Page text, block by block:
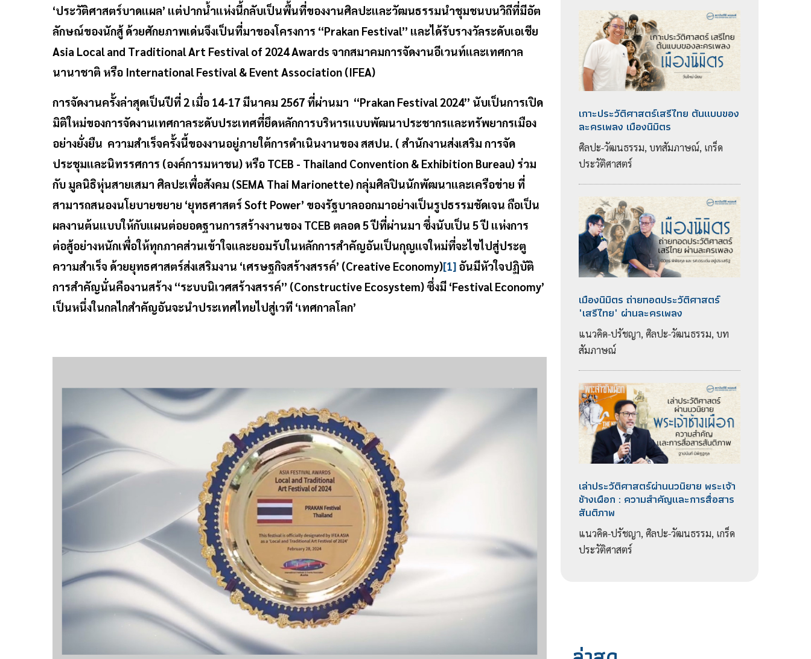
‘ประวัติศาสตร์บาดแผล’ แต่ปากน้ำแห่งนี้กลับเป็นพื้นที่ของงานศิลปะและวัฒนธรรมนำชุมชนบนวิถีที่มีอัต
ลักษณ์ของนักสู้ ด้วยศักยภาพเด่นจึงเป็นที่มาของโครงการ “Prakan Festival” และได้รับรางวัลระดับเอเชีย
Asia Local and Traditional Art Festival of 2024 Awards จากสมาคมการจัดงานอีเวนท์และเทศกาล
นานาชาติ หรือ International Festival & Event Association (IFEA)
การจัดงานครั้งล่าสุดเป็นปีที่ 2 เมื่อ 14-17 มีนาคม 2567 ที่ผ่านมา “Prakan Festival 2024” นับเป็นการเปิด
มิติใหม่ของการจัดงานเทศกาลระดับประเทศที่ยึดหลักการบริหารแบบพัฒนาประชากรและทรัพยากรเมือง
อย่างยั่งยืน ความสำเร็จครั้งนี้ของงานอยู่ภายใต้การดำเนินงานของ สสปน. ( สำนักงานส่งเสริม การจัด
ประชุมและนิทรรศการ (องค์การมหาชน) หรือ TCEB - Thailand Convention & Exhibition Bureau) ร่วม
กับ มูลนิธิหุ่นสายเสมา ศิลปะเพื่อสังคม (SEMA Thai Marionette) กลุ่มศิลปินนักพัฒนาและเครือข่าย ที่
สามารถสนองนโยบายขยาย ‘ยุทธศาสตร์ Soft Power’ ของรัฐบาลออกมาอย่างเป็นรูปธรรมชัดเจน ถือเป็น
ผลงานต้นแบบให้กับแผนต่อยอดฐานการสร้างงานของ TCEB ตลอด 5 ปีที่ผ่านมา ซึ่งนับเป็น 5 ปี แห่งการ
ต่อสู้อย่างหนักเพื่อให้ทุกภาคส่วนเข้าใจและยอมรับในหลักการสำคัญอันเป็นกุญแจใหม่ที่จะไขไปสู่ประตู
ความสำเร็จ ด้วยยุทธศาสตร์ส่งเสริมงาน ‘เศรษฐกิจสร้างสรรค์’ (Creative Economy)[1] อันมีหัวใจปฏิบัติ
การสำคัญนั่นคืองานสร้าง “ระบบนิเวศสร้างสรรค์” (Constructive Ecosystem) ซึ่งมี ‘Festival Economy’
เป็นหนึ่งในกลไกสำคัญอันจะนำประเทศไทยไปสู่เวที ‘เทศกาลโลก’
เกาะประวัติศาสตร์เสรีไทย ต้นแบบของ
ละครเพลง เมืองนิมิตร
ศิลปะ-วัฒนธรรม, บทสัมภาษณ์, เกร็ด
ประวัติศาสตร์
เมืองนิมิตร ถ่ายทอดประวัติศาสตร์
"เสรีไทย" ผ่านละครเพลง
แนวคิด-ปรัชญา, ศิลปะ-วัฒนธรรม, บท
สัมภาษณ์
เล่าประวัติศาสตร์ผ่านนวนิยาย พระเจ้า
ช้างเผือก : ความสำคัญเเละการสื่อสาร
สันติภาพ
แนวคิด-ปรัชญา, ศิลปะ-วัฒนธรรม, เกร็ด
ประวัติศาสตร์